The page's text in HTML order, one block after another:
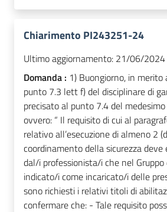
Chiarimento PI243251-24
Ultimo aggiornamento: 21/06/2024
Domanda : 1) Buongiorno, in merito
punto 7.3 lett f) del disciplinare di
precisato al punto 7.4 del
ovvero: “ Il requisito di cui al
relativo all’esecuzione di almeno 2
coordinamento della sicurezza deve
dal/i professionista/i che nel
indicato/i come incaricato/i delle
sono richiesti i relativi titoli di
confermare che: - Tale requisito